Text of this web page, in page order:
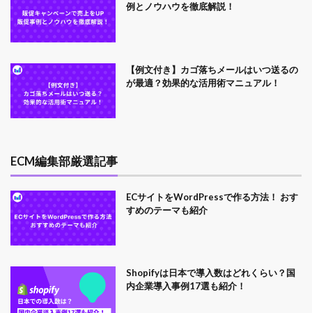
例とノウハウを徹底解説！
【例文付き】カゴ落ちメールはいつ送るの
が最適？効果的な活用術マニュアル！
ECM編集部厳選記事
ECサイトをWordPressで作る方法！ おす
すめのテーマも紹介
Shopifyは日本で導入数はどれくらい？国
内企業導入事例17選も紹介！